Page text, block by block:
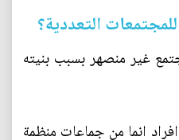
التعددية؟
غير منصهر بسبب بنيته
انما من جماعات منظمة